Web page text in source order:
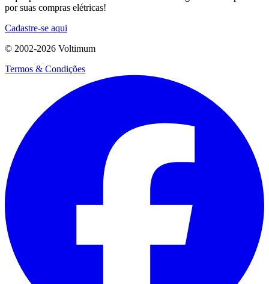
por suas compras elétricas!
Cadastre-se aqui
© 2002-2026 Voltimum
Termos & Condições